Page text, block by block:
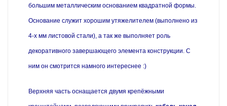
большим металлическим основанием квадратной формы.
Основание служит хорошим утяжелителем (выполнено из
4-х мм листовой стали), а так же выполняет роль
декоративного завершающего элемента конструкции. С
ним он смотрится намного интереснее :)
Верхняя часть оснащается двумя крепёжными